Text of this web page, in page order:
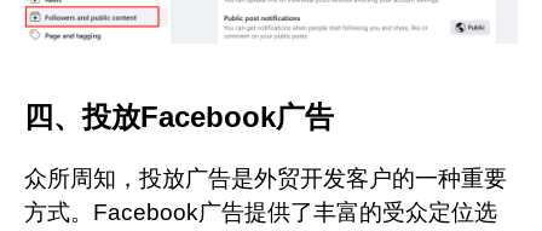
四、投放Facebook广告
众所周知，投放广告是外贸开发客户的一种重要
方式。Facebook广告提供了丰富的受众定位选